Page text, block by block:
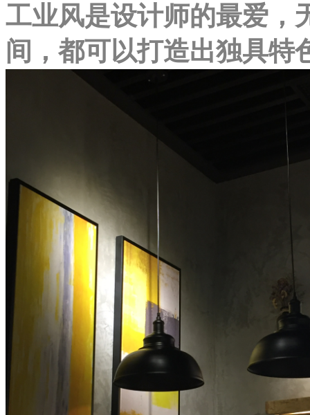
工业风是设计师的最爱，
间，都可以打造出独具特